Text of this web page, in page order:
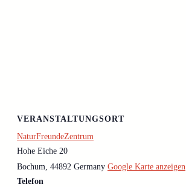
VERANSTALTUNGSORT
NaturFreundeZentrum
Hohe Eiche 20
Bochum, 44892 Germany Google Karte anzeigen
Telefon